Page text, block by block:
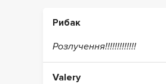
Рибак
Розлучення!!!!!!!!!!!!!
Valery